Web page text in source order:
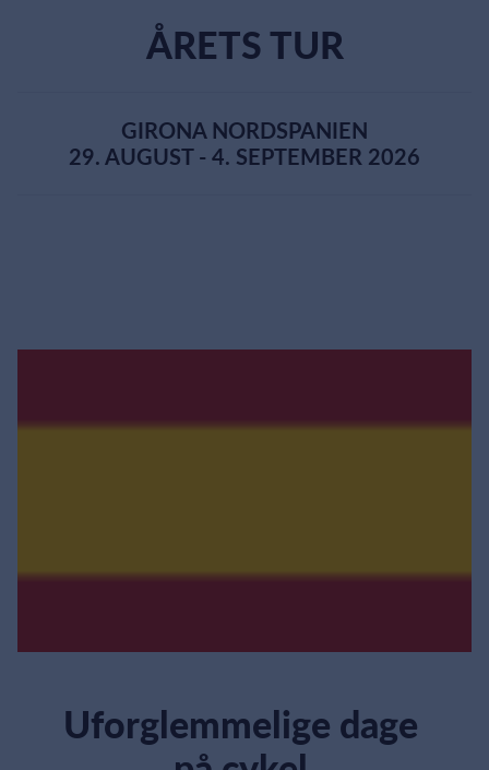
ÅRETS TUR
GIRONA NORDSPANIEN
29. AUGUST - 4. SEPTEMBER 2026
Uforglemmelige dage